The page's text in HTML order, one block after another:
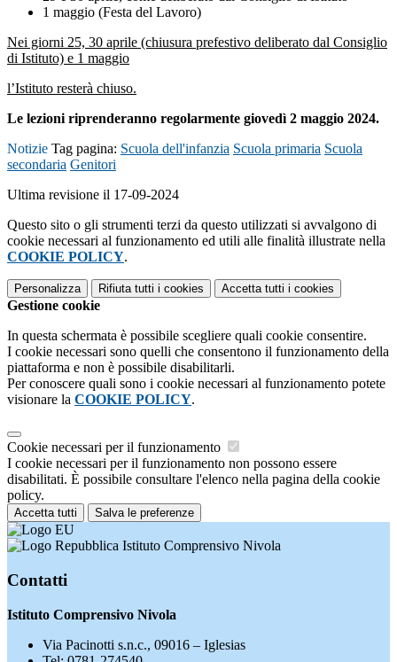
1 maggio (Festa del Lavoro)
Nei giorni 25, 30 aprile (chiusura prefestivo deliberato dal Consiglio
di Istituto) e 1 maggio
l’Istituto resterà chiuso.
Le lezioni riprenderanno regolarmente giovedì 2 maggio 2024.
Notizie Tag pagina: Scuola dell'infanzia Scuola primaria Scuola
secondaria Genitori
Ultima revisione il 17-09-2024
Questo sito o gli strumenti terzi da questo utilizzati si avvalgono di
cookie necessari al funzionamento ed utili alle finalità illustrate nella
COOKIE POLICY.
Personalizza Rifiuta tutti i cookies Accetta tutti i cookies
Gestione cookie
In questa schermata è possibile scegliere quali cookie consentire.
I cookie necessari sono quelli che consentono il funzionamento della
piattaforma e non è possibile disabilitarli.
Per conoscere quali sono i cookie necessari al funzionamento potete
visionare la COOKIE POLICY.
Cookie necessari per il funzionamento
I cookie necessari per il funzionamento non possono essere
disabilitati. È possibile consultare l'elenco nella pagina della cookie
policy.
Accetta tutti Salva le preferenze
Istituto Comprensivo Nivola
Contatti
Istituto Comprensivo Nivola
Via Pacinotti s.n.c., 09016 – Iglesias